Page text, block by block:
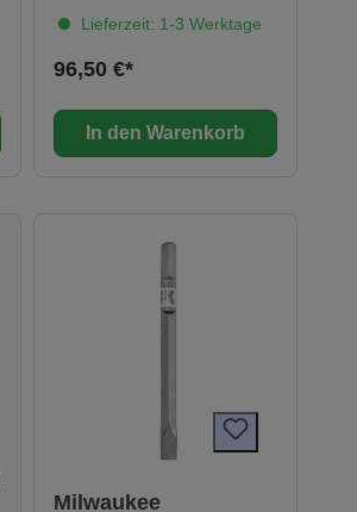
Arbeitsfortschritt und
verkanten. Technische Daten
Inhalt: 1 Länge: 400
Lieferzeit: 1-3 Werktage
96,50 €*
In den Warenkorb
Milwaukee